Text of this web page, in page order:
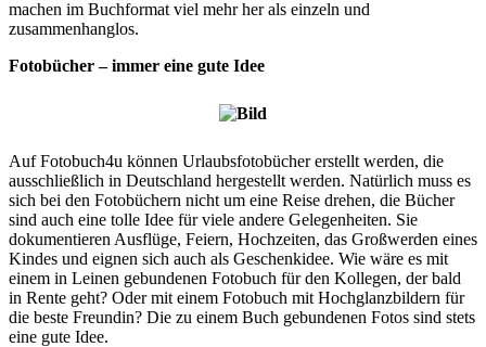
machen im Buchformat viel mehr her als einzeln und
zusammenhanglos.
Fotobücher – immer eine gute Idee
Auf Fotobuch4u können Urlaubsfotobücher erstellt werden, die
ausschließlich in Deutschland hergestellt werden. Natürlich muss es
sich bei den Fotobüchern nicht um eine Reise drehen, die Bücher
sind auch eine tolle Idee für viele andere Gelegenheiten. Sie
dokumentieren Ausflüge, Feiern, Hochzeiten, das Großwerden eines
Kindes und eignen sich auch als Geschenkidee. Wie wäre es mit
einem in Leinen gebundenen Fotobuch für den Kollegen, der bald
in Rente geht? Oder mit einem Fotobuch mit Hochglanzbildern für
die beste Freundin? Die zu einem Buch gebundenen Fotos sind stets
eine gute Idee.